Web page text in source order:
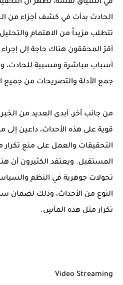
في السياق نفسه، تظهر أن
الحادث بدأت في كشف أجزاء من
تتطلب مزيداً من الاهتمام
أقرّ المحققون هناك حاجة إلى
أسباب مباشرة ومسببة للحادث،
جمع الأدلة والتصريحات من جميع
من جانب آخر، أبدى العديد من
قوية على هذه الأحداث، داعين إلى
التحقيقات والعمل على منع
المستقبل. ويعتقد الكثيرون أن
تحولات جوهرية في النظم
النوع من الأحداث، وذلك لضمان
تكرار مثل هذه المآسِ.
Video Streaming